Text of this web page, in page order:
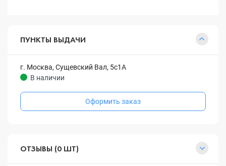
ПУНКТЫ ВЫДАЧИ
г. Москва, Сущевский Вал, 5с1А
В наличии
Оформить заказ
ОТЗЫВЫ (0 ШТ)